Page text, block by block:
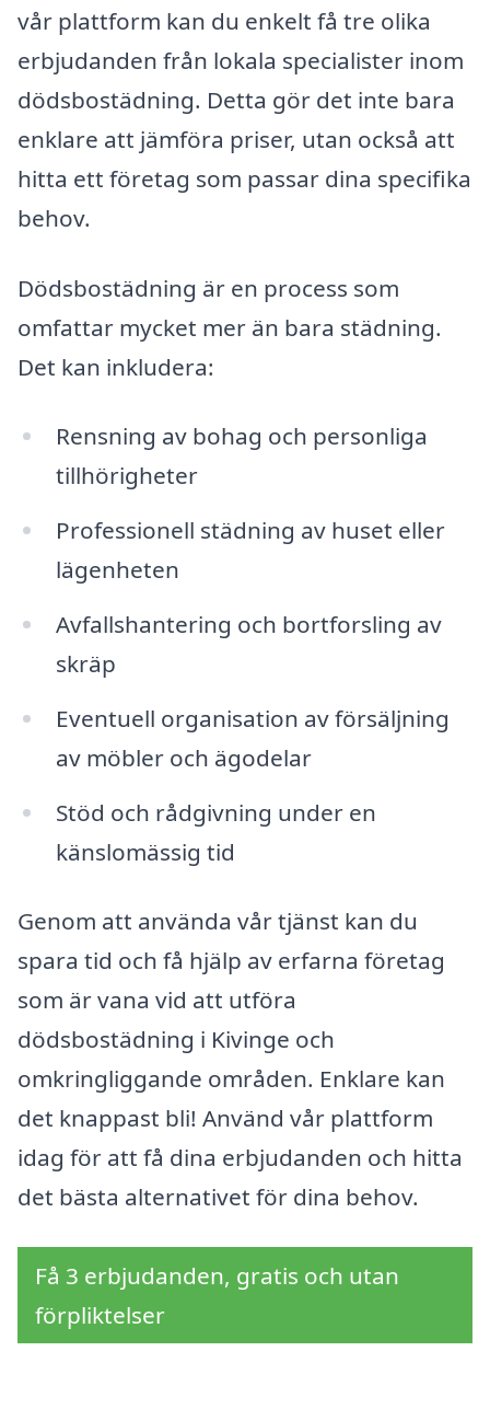
vår plattform kan du enkelt få tre olika
erbjudanden från lokala specialister inom
dödsbostädning. Detta gör det inte bara
enklare att jämföra priser, utan också att
hitta ett företag som passar dina specifika
behov.
Dödsbostädning är en process som
omfattar mycket mer än bara städning.
Det kan inkludera:
Rensning av bohag och personliga
tillhörigheter
Professionell städning av huset eller
lägenheten
Avfallshantering och bortforsling av
skräp
Eventuell organisation av försäljning
av möbler och ägodelar
Stöd och rådgivning under en
känslomässig tid
Genom att använda vår tjänst kan du
spara tid och få hjälp av erfarna företag
som är vana vid att utföra
dödsbostädning i Kivinge och
omkringliggande områden. Enklare kan
det knappast bli! Använd vår plattform
idag för att få dina erbjudanden och hitta
det bästa alternativet för dina behov.
Få 3 erbjudanden, gratis och utan
förpliktelser